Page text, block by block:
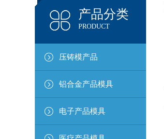
产品分类
PRODUCT
压铸模产品
铝合金产品模具
电子产品模具